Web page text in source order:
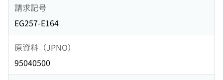
請求記号
EG257-E164
原資料（JPNO）
95040500